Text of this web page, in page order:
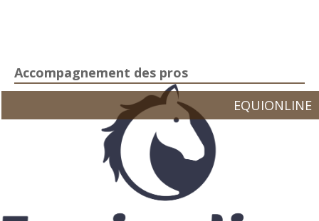
Accompagnement des pros
EQUIONLINE